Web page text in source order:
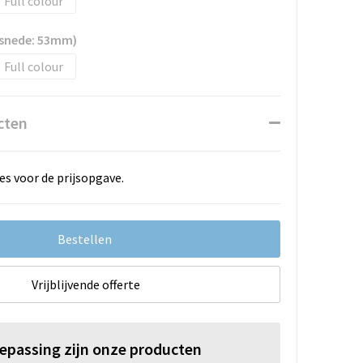
53mm)
Full colour
voor de prijsopgave.
Bestellen
Vrijblijvende offerte
zijn onze producten